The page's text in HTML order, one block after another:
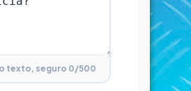
texto, seguro 0/500